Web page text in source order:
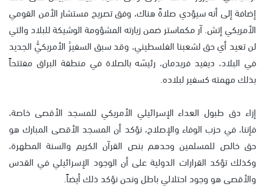
إضافة إلى أنه سيؤدي صلاةً هناك، وفق تصريح مستشار الأمن القومي
الأمريكي إتش. آر مكماستر ضمن زيارته المشؤومة الوشيكة للبلاد والتي
لن تعيد أي حق لشعبنا الفلسطيني، وقد سبق السفيرُ الأمريكيُّ الجديد
في البلاد، ديفيد فريدمان، رئيسَه بالصلاة في منطقة البراق مفتتحاً
بذلك مهمته كسفير لبلاده.
إزاء دق طبول العداء الإسرائيلي الأمريكي للمسجد الأقصى خاصة،
فإننا، في حزب الوفاء والإصلاح، نؤكد أن المسجد الأقصى المبارك هو
حق خالص للمسلمين وحدهم بنص القرآن الكريم والسنة المطهرة،
وكذلك تؤكد القرارات الدولية على أن الوجود الإسرائيلي في القدس
والأقصى هو وجود احتلالي باطل ونحن نؤكد ذلك أيضاً.